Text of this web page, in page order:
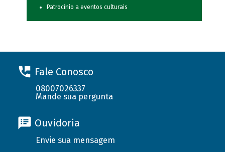
Patrocínio a eventos culturais
Fale Conosco
08007026337
Mande sua pergunta
Ouvidoria
Envie sua mensagem